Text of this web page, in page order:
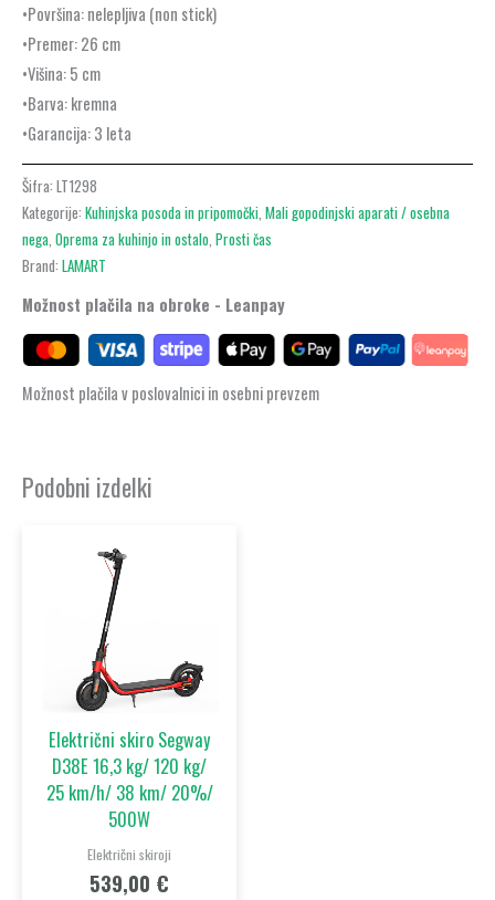
•Površina: nelepljiva (non stick)
•Premer: 26 cm
•Višina: 5 cm
•Barva: kremna
•Garancija: 3 leta
Šifra: LT1298
Kategorije: Kuhinjska posoda in pripomočki Mali gopodinjski aparati / osebna
nega Oprema za kuhinjo in ostalo Prosti čas
Brand: LAMART
Možnost plačila na obroke - Leanpay
Možnost plačila v poslovalnici in osebni prevzem
Podobni izdelki
Električni skiro Segway
D38E 16,3 kg/ 120 kg/
25 km/h/ 38 km/ 20%/
500W
Električni skiroji
539,00 €